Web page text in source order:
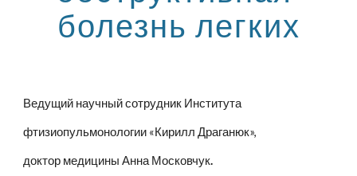
болезнь легких
Ведущий научный сотрудник Института
фтизиопульмонологии «Кирилл Драганюк»,
доктор медицины Анна Московчук.